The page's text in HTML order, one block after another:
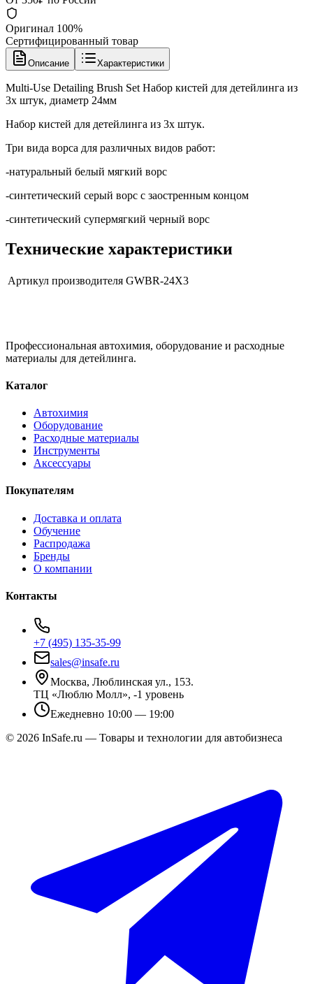
Оригинал 100%
Сертифицированный товар
Описание Характеристики
Multi-Use Detailing Brush Set Набор кистей для детейлинга из
3х штук, диаметр 24мм
Набор кистей для детейлинга из 3х штук.
Три вида ворса для различных видов работ:
-натуральный белый мягкий ворс
-синтетический серый ворс с заостренным концом
-синтетический супермягкий черный ворс
Технические характеристики
Артикул производителя GWBR-24X3
Профессиональная автохимия, оборудование и расходные
материалы для детейлинга.
Каталог
Автохимия
Оборудование
Расходные материалы
Инструменты
Аксессуары
Покупателям
Доставка и оплата
Обучение
Распродажа
Бренды
О компании
Контакты
+7 (495) 135-35-99
sales@insafe.ru
Москва, Люблинская ул., 153.
ТЦ «Люблю Молл», -1 уровень
Ежедневно 10:00 — 19:00
© 2026 InSafe.ru — Товары и технологии для автобизнеса